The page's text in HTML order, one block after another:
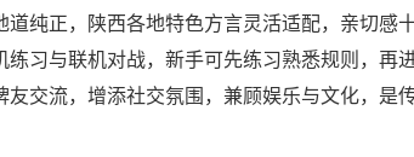
道纯正，陕西各地特色方言灵活适配，亲切感
练习与联机对战，新手可先练习熟悉规则，再
友交流，增添社交氛围，兼顾娱乐与文化，是